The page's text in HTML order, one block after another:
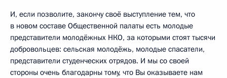
И, если позволите, закончу своё выступление тем, что
в новом составе Общественной палаты есть молодые
представители молодёжных НКО, за которыми стоят тысячи
добровольцев: сельская молодёжь, молодые спасатели,
представители студенческих отрядов. И мы со своей
стороны очень благодарны тому, что Вы оказываете нам